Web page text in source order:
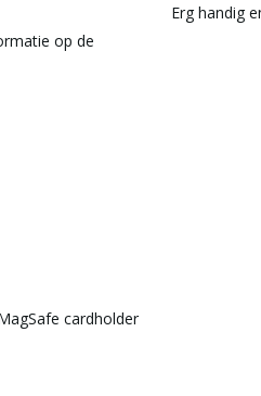
op de
Erg handig
cardholder